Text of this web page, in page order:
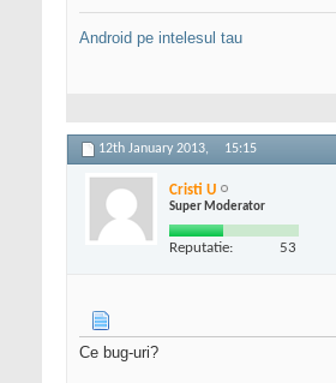
Android pe intelesul tau
12th January 2013, 15:15
Cristi U
Super Moderator
Reputatie: 53
Ce bug-uri?